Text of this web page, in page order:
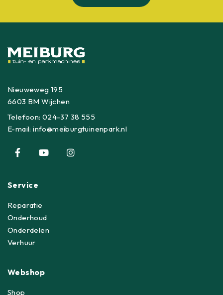
Nieuweweg 195
6603 BM Wijchen
Telefoon:024-37 38 555
E-mail:info@meiburgtuinenpark.nl
Service
Reparatie
Onderhoud
Onderdelen
Verhuur
Webshop
Shop